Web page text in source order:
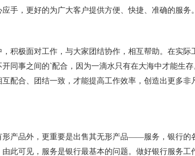
手，更好的为广大客户提供方便、快捷、准确的服务。
积极面对工作，与大家团结协作，相互帮助。在实际
同事之间的`配合，因为一滴水只有在大海中才能生存
配合、团结一致，才能提高工作效率，创造出更多非
形产品外，更重要是出售其无形产品——服务，银行的
此可见，服务是银行最基本的问题。做好银行服务工